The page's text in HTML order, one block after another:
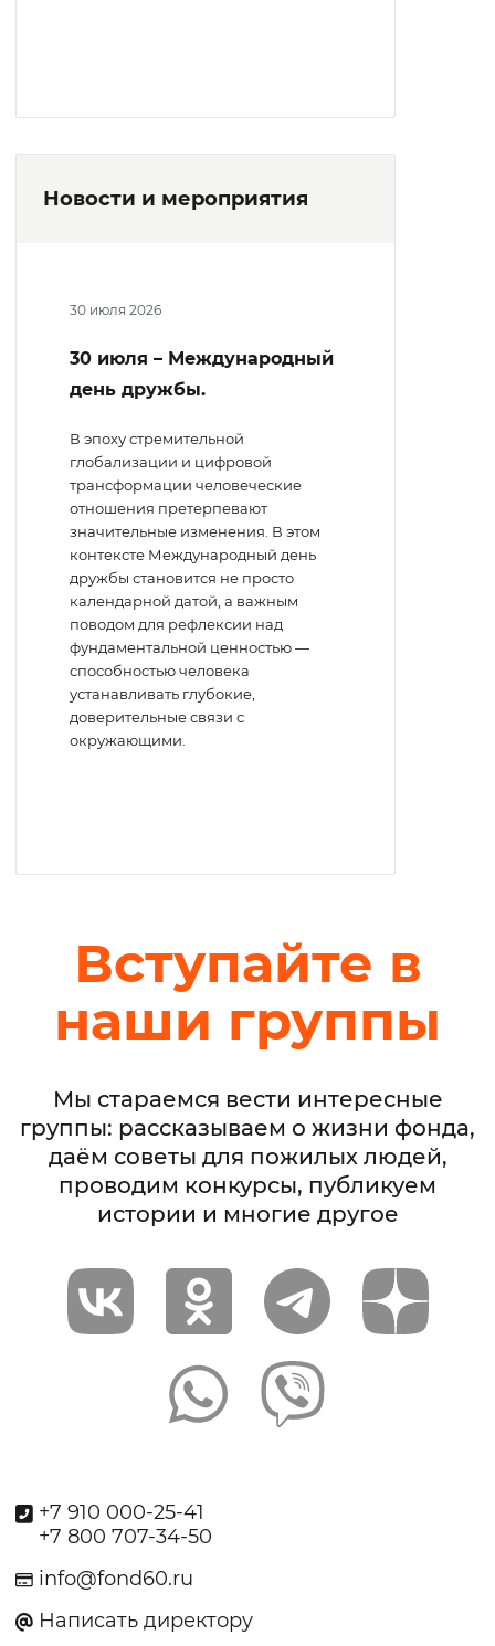
Новости и мероприятия
30 июля 2026
30 июля – Международный
день дружбы.
В эпоху стремительной
глобализации и цифровой
трансформации человеческие
отношения претерпевают
значительные изменения. В этом
контексте Международный день
дружбы становится не просто
календарной датой, а важным
поводом для рефлексии над
фундаментальной ценностью —
способностью человека
устанавливать глубокие,
доверительные связи с
окружающими.
Вступайте в
наши группы
Мы стараемся вести интересные
группы: рассказываем о жизни фонда,
даём советы для пожилых людей,
проводим конкурсы, публикуем
истории и многие другое
+7 910 000-25-41
+7 800 707-34-50
info@fond60.ru
Написать директору